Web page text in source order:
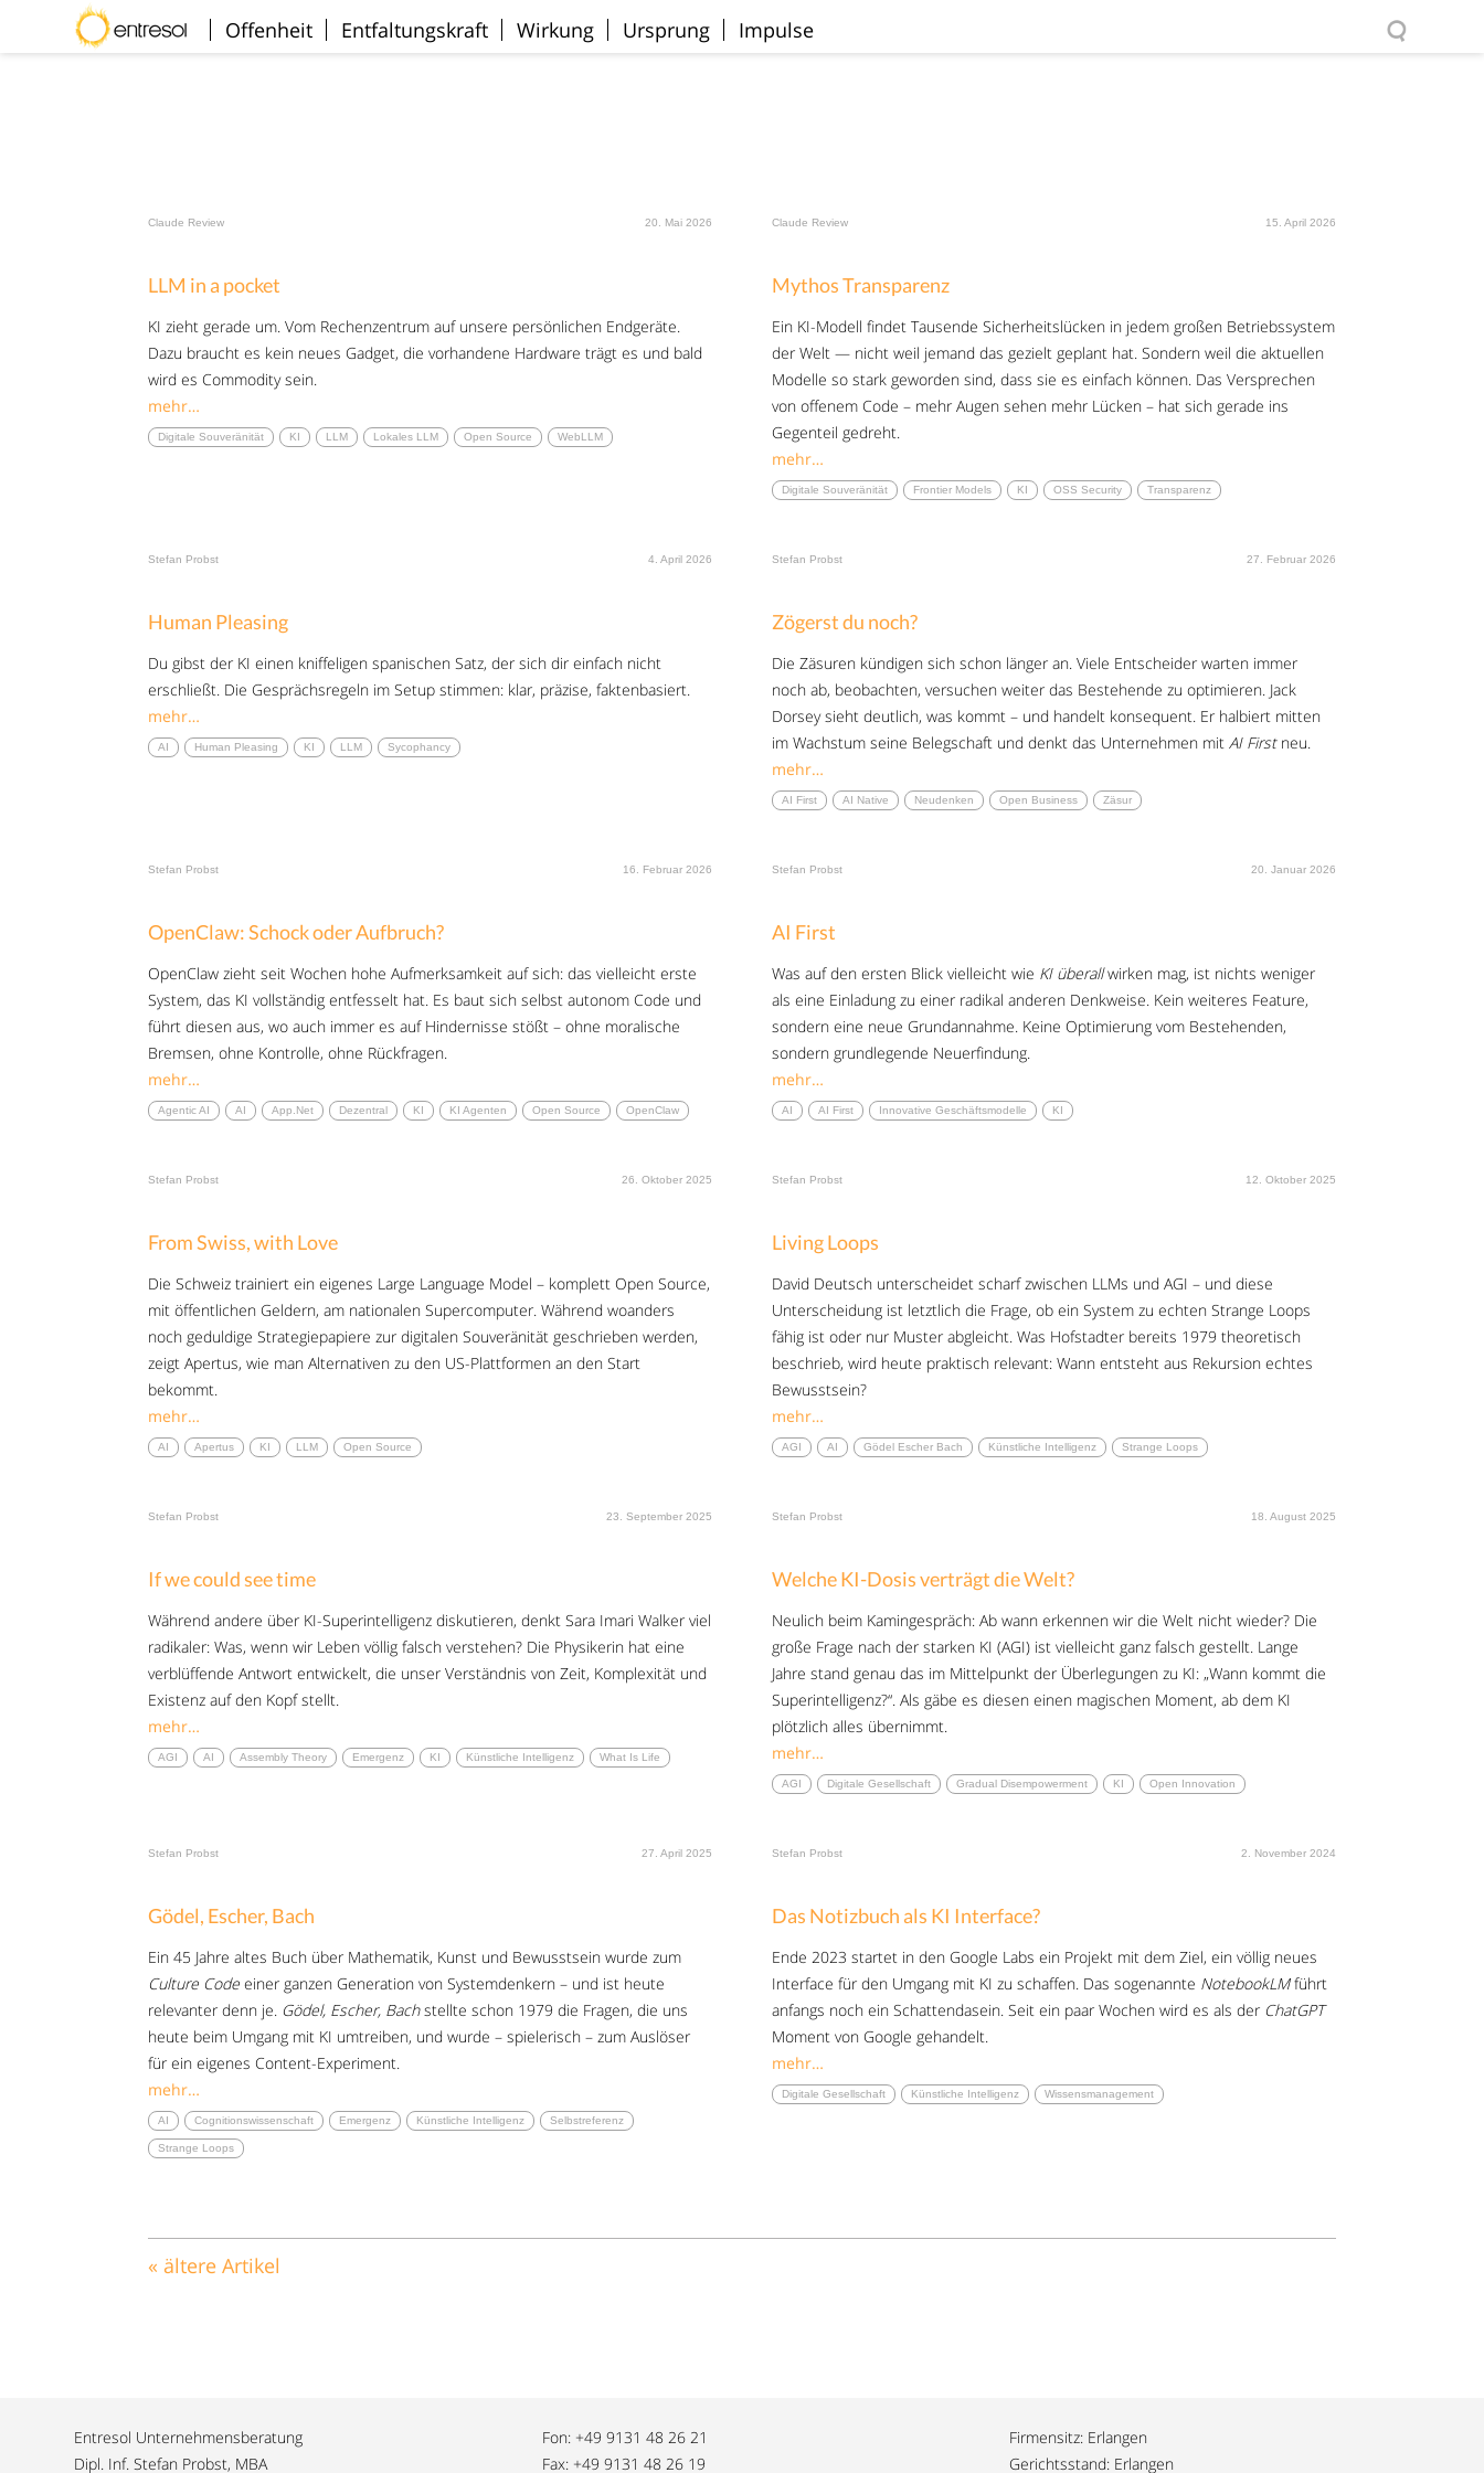
Willkommen
Offenheit Entfaltungskraft Wirkung Ursprung Impulse
Claude Review 20. Mai 2026
LLM in a pocket
KI zieht gerade um. Vom Rechenzentrum auf unsere persönlichen Endgeräte.
Dazu braucht es kein neues Gadget, die vorhandene Hardware trägt es und bald
wird es Commodity sein.
mehr…
Digitale Souveränität KI LLM Lokales LLM Open Source WebLLM
Claude Review 15. April 2026
Mythos Transparenz
Ein KI-Modell findet Tausende Sicherheitslücken in jedem großen Betriebssystem
der Welt — nicht weil jemand das gezielt geplant hat. Sondern weil die aktuellen
Modelle so stark geworden sind, dass sie es einfach können. Das Versprechen
von offenem Code – mehr Augen sehen mehr Lücken – hat sich gerade ins
Gegenteil gedreht.
mehr…
Digitale Souveränität Frontier Models KI OSS Security Transparenz
Stefan Probst 4. April 2026
Human Pleasing
Du gibst der KI einen kniffeligen spanischen Satz, der sich dir einfach nicht
erschließt. Die Gesprächsregeln im Setup stimmen: klar, präzise, faktenbasiert.
mehr…
AI Human Pleasing KI LLM Sycophancy
Stefan Probst 27. Februar 2026
Zögerst du noch?
Die Zäsuren kündigen sich schon länger an. Viele Entscheider warten immer
noch ab, beobachten, versuchen weiter das Bestehende zu optimieren. Jack
Dorsey sieht deutlich, was kommt – und handelt konsequent. Er halbiert mitten
im Wachstum seine Belegschaft und denkt das Unternehmen mit AI Firstneu.
mehr…
AI First AI Native Neudenken Open Business Zäsur
Stefan Probst 16. Februar 2026
OpenClaw: Schock oder Aufbruch?
OpenClaw zieht seit Wochen hohe Aufmerksamkeit auf sich: das vielleicht erste
System, das KI vollständig entfesselt hat. Es baut sich selbst autonom Code und
führt diesen aus, wo auch immer es auf Hindernisse stößt – ohne moralische
Bremsen, ohne Kontrolle, ohne Rückfragen.
mehr…
Agentic AI AI App.net Dezentral KI KI Agenten Open Source OpenClaw
Stefan Probst 20. Januar 2026
AI First
Was auf den ersten Blick vielleicht wie KI überallwirken mag, ist nichts weniger
als eine Einladung zu einer radikal anderen Denkweise. Kein weiteres Feature,
sondern eine neue Grundannahme. Keine Optimierung vom Bestehenden,
sondern grundlegende Neuerfindung.
mehr…
AI AI First Innovative Geschäftsmodelle KI
Stefan Probst 26. Oktober 2025
From Swiss, with Love
Die Schweiz trainiert ein eigenes Large Language Model – komplett Open Source,
mit öffentlichen Geldern, am nationalen Supercomputer. Während woanders
noch geduldige Strategiepapiere zur digitalen Souveränität geschrieben werden,
zeigt Apertus, wie man Alternativen zu den US-Plattformen an den Start
bekommt.
mehr…
AI Apertus KI LLM Open Source
Stefan Probst 12. Oktober 2025
Living Loops
David Deutsch unterscheidet scharf zwischen LLMs und AGI – und diese
Unterscheidung ist letztlich die Frage, ob ein System zu echten Strange Loops
fähig ist oder nur Muster abgleicht. Was Hofstadter bereits 1979 theoretisch
beschrieb, wird heute praktisch relevant: Wann entsteht aus Rekursion echtes
Bewusstsein?
mehr…
AGI AI Gödel Escher Bach Künstliche Intelligenz Strange Loops
Stefan Probst 23. September 2025
If we could see time
Während andere über KI-Superintelligenz diskutieren, denkt Sara Imari Walker viel
radikaler: Was, wenn wir Leben völlig falsch verstehen? Die Physikerin hat eine
verblüffende Antwort entwickelt, die unser Verständnis von Zeit, Komplexität und
Existenz auf den Kopf stellt.
mehr…
AGI AI Assembly Theory Emergenz KI Künstliche Intelligenz What Is Life
Stefan Probst 18. August 2025
Welche KI-Dosis verträgt die Welt?
Neulich beim Kamingespräch: Ab wann erkennen wir die Welt nicht wieder? Die
große Frage nach der starken KI (AGI) ist vielleicht ganz falsch gestellt. Lange
Jahre stand genau das im Mittelpunkt der Überlegungen zu KI: „Wann kommt die
Superintelligenz?“. Als gäbe es diesen einen magischen Moment, ab dem KI
plötzlich alles übernimmt.
mehr…
AGI Digitale Gesellschaft Gradual Disempowerment KI Open Innovation
Stefan Probst 27. April 2025
Gödel, Escher, Bach
Ein 45 Jahre altes Buch über Mathematik, Kunst und Bewusstsein wurde zum
Culture Code einer ganzen Generation von Systemdenkern – und ist heute
relevanter denn je. Gödel, Escher, Bachstellte schon 1979 die Fragen, die uns
heute beim Umgang mit KI umtreiben, und wurde – spielerisch – zum Auslöser
für ein eigenes Content-Experiment.
mehr…
AI Cognitionswissenschaft Emergenz Künstliche Intelligenz Selbstreferenz
Strange Loops
Stefan Probst 2. November 2024
Das Notizbuch als KI Interface?
Ende 2023 startet in den Google Labs ein Projekt mit dem Ziel, ein völlig neues
Interface für den Umgang mit KI zu schaffen. Das sogenannte NotebookLMführt
anfangs noch ein Schattendasein. Seit ein paar Wochen wird es als der ChatGPT
Moment von Google gehandelt.
mehr…
Digitale Gesellschaft Künstliche Intelligenz Wissensmanagement
« ältere Artikel
Entresol Unternehmensberatung
Dipl. Inf. Stefan Probst, MBA
Fon: +49 9131 48 26 21
Fax: +49 9131 48 26 19
Firmensitz: Erlangen
Gerichtsstand: Erlangen